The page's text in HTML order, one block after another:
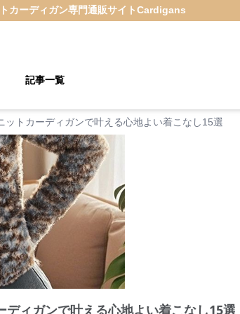
カーディガン専門通販サイトCardigans
記事一覧
ットカーディガンで叶える心地よい着こなし15選
ィガンで叶える心地よい着こなし15選